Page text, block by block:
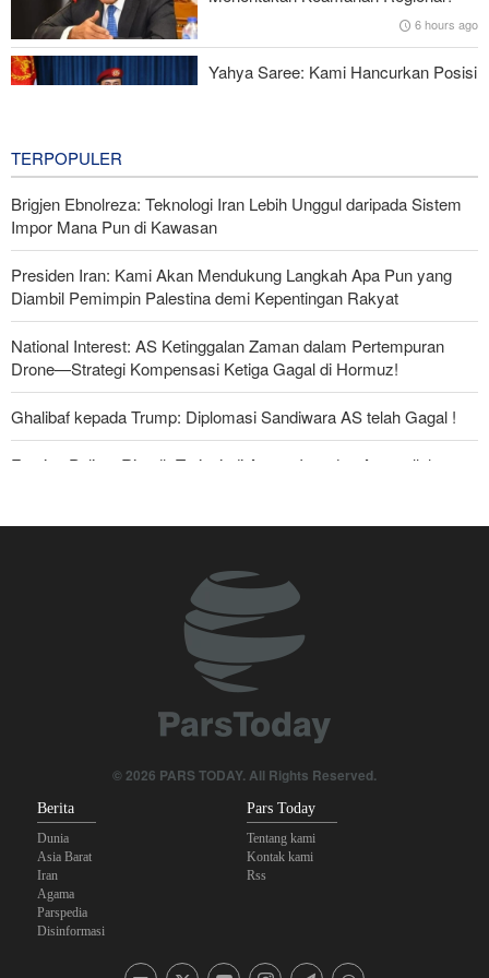
6 hours ago
Yahya Saree: Kami Hancurkan Posisi
TERPOPULER
Brigjen Ebnolreza: Teknologi Iran Lebih Unggul daripada Sistem
Impor Mana Pun di Kawasan
Presiden Iran: Kami Akan Mendukung Langkah Apa Pun yang
Diambil Pemimpin Palestina demi Kepentingan Rakyat
National Interest: AS Ketinggalan Zaman dalam Pertempuran
Drone—Strategi Kompensasi Ketiga Gagal di Hormuz!
Ghalibaf kepada Trump: Diplomasi Sandiwara AS telah Gagal !
Foreign Policy: Riyadh Terjepit di Antara Iran dan Ansarullah,
Brigjen Akrami Nia: Artesh dalam Kondisi Siaga Penuh
Krisis Militer Israel; Kelelahan Fisik dan Keruntuhan Psikologis
dengan Rudal Balistik dan Drone
Anggota Kongres AS Khawatirkan Dampak Menipisnya Rudal
Amerika Hadapi Iran
© 2026 PARS TODAY. All Rights Reserved.
Berita
Dunia
Asia Barat
Iran
Agama
Parspedia
Disinformasi
Pars Today
Tentang kami
Kontak kami
Rss